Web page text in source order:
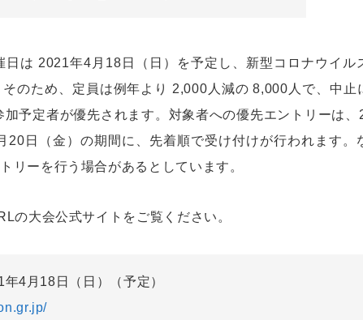
日は 2021年4月18日（日）を予定し、新型コロナウイル
のため、定員は例年より 2,000人減の 8,000人で、中止
予定者が優先されます。対象者への優先エントリーは、
20日（金）の期間に、先着順で受け付けが行われます。
リーを行う場合があるとしています。
の大会公式サイトをご覧ください。
4月18日（日）（予定）